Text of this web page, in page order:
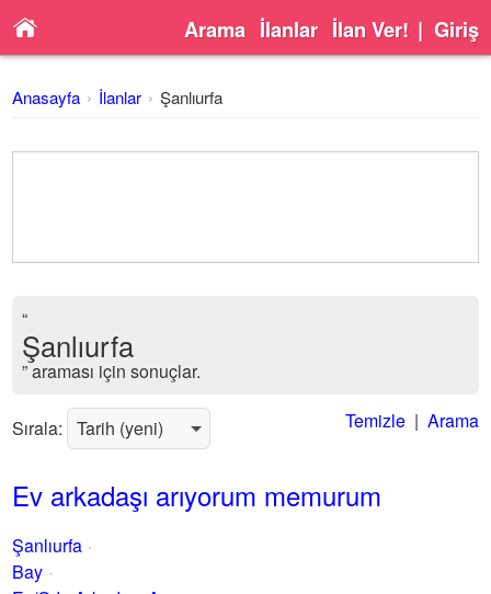
Arama İlanlar İlan Ver! | Giriş
Anasayfa İlanlar Şanlıurfa
“
Şanlıurfa
” araması için sonuçlar.
Sırala: Temizle| Arama
Ev arkadaşı arıyorum memurum
Şanlıurfa
Bay